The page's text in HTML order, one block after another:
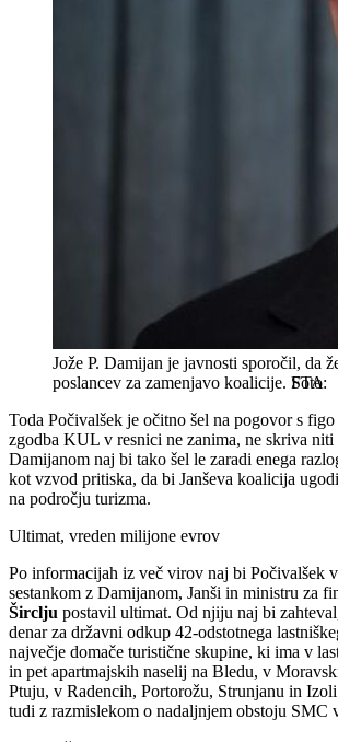
Jože P. Damijan je javnosti sporočil, da
poslancev za zamenjavo koalicije. STA
Toda Počivalšek je očitno šel na pogovor s
zgodba KUL v resnici ne zanima, ne skriva niti
Damijanom naj bi tako šel le zaradi enega
kot vzvod pritiska, da bi Janševa koalicija
na področju turizma.
Ultimat, vreden milijone evrov
Po informacijah iz več virov naj bi Počivalšek
sestankom z Damijanom, Janši in ministru za
Širclju postavil ultimat. Od njiju naj bi
denar za državni odkup 42-odstotnega
največje domače turistične skupine, ki ima v
in pet apartmajskih naselij na Bledu, v
Ptuju, v Radencih, Portorožu, Strunjanu in
tudi z razmislekom o nadaljnjem obstoju SMC